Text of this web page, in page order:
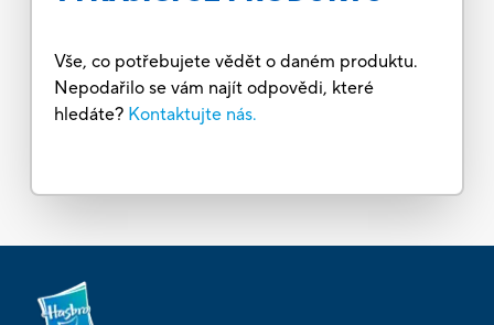
Vše, co potřebujete vědět o daném produktu.
Nepodařilo se vám najít odpovědi, které
hledáte? Kontaktujte nás.